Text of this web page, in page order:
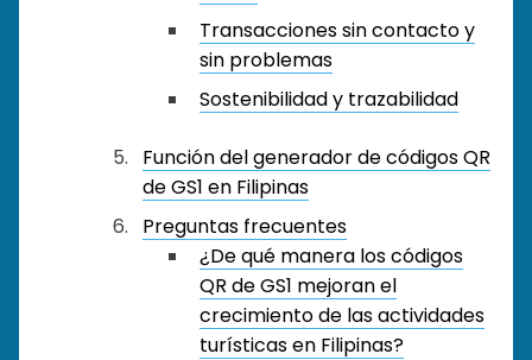
Transacciones sin contacto y
sin problemas
Sostenibilidad y trazabilidad
Función del generador de códigos QR
de GS1 en Filipinas
Preguntas frecuentes
¿De qué manera los códigos
QR de GS1 mejoran el
crecimiento de las actividades
turísticas en Filipinas?